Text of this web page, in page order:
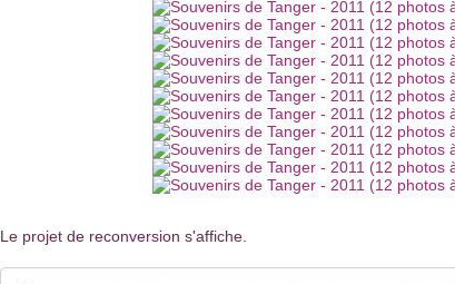
Le projet de reconversion s'affiche.